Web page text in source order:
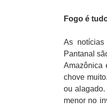
Fogo é
As
Pantanal
Amazônica
chove
ou
menor no